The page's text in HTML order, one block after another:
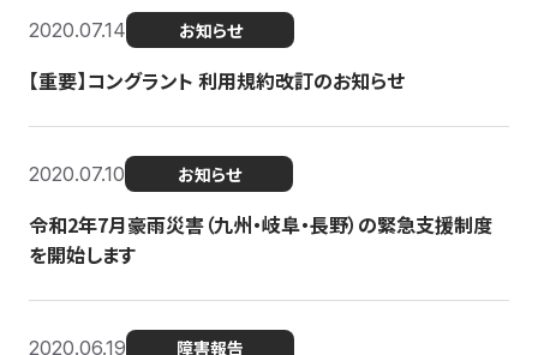
2020.07.14 お知らせ
【重要】コングラント 利用規約改訂のお知らせ
2020.07.10 お知らせ
令和2年7月豪雨災害（九州・岐阜・長野）の緊急支援制度
を開始します
2020.06.19 障害報告